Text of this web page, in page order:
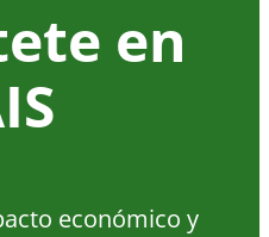
en
económico y